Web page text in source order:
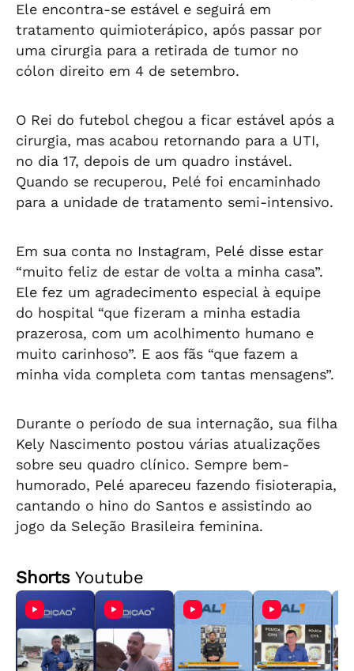
Ele encontra-se estável e seguirá em
tratamento quimioterápico, após passar por
uma cirurgia para a retirada de tumor no
cólon direito em 4 de setembro.
O Rei do futebol chegou a ficar estável após a
cirurgia, mas acabou retornando para a UTI,
no dia 17, depois de um quadro instável.
Quando se recuperou, Pelé foi encaminhado
para a unidade de tratamento semi-intensivo.
Em sua conta no Instagram, Pelé disse estar
“muito feliz de estar de volta a minha casa”.
Ele fez um agradecimento especial à equipe
do hospital “que fizeram a minha estadia
prazerosa, com um acolhimento humano e
muito carinhoso”. E aos fãs “que fazem a
minha vida completa com tantas mensagens”.
Durante o período de sua internação, sua filha
Kely Nascimento postou várias atualizações
sobre seu quadro clínico. Sempre bem-
humorado, Pelé apareceu fazendo fisioterapia,
cantando o hino do Santos e assistindo ao
jogo da Seleção Brasileira feminina.
ShortsYoutube